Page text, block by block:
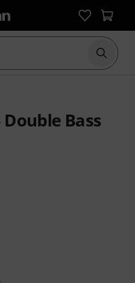
Suche
Bass
59 Kundenbewertungen